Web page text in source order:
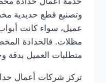
وتصنيع قطع حديدية
عميل، سواء كانت
مظلات. فالحدادة
متطلبات العميل بدقة
تركز شركات أعمال